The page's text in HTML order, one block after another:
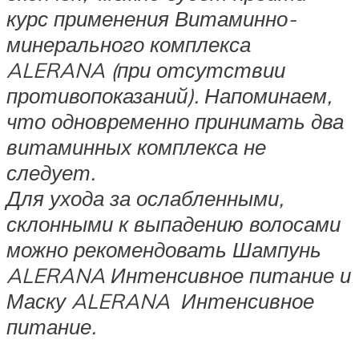
курс применения Витаминно-
минерального комплекса
ALERANA (при отсутствии
противопоказаний). Напоминаем,
что одновременно принимать два
витаминных комплекса не
следует.
Для ухода за ослабленными,
склонными к выпадению волосами
можно рекомендовать Шампунь
ALERANA Интенсивное питание и
Маску ALERANA Интенсивное
питание.